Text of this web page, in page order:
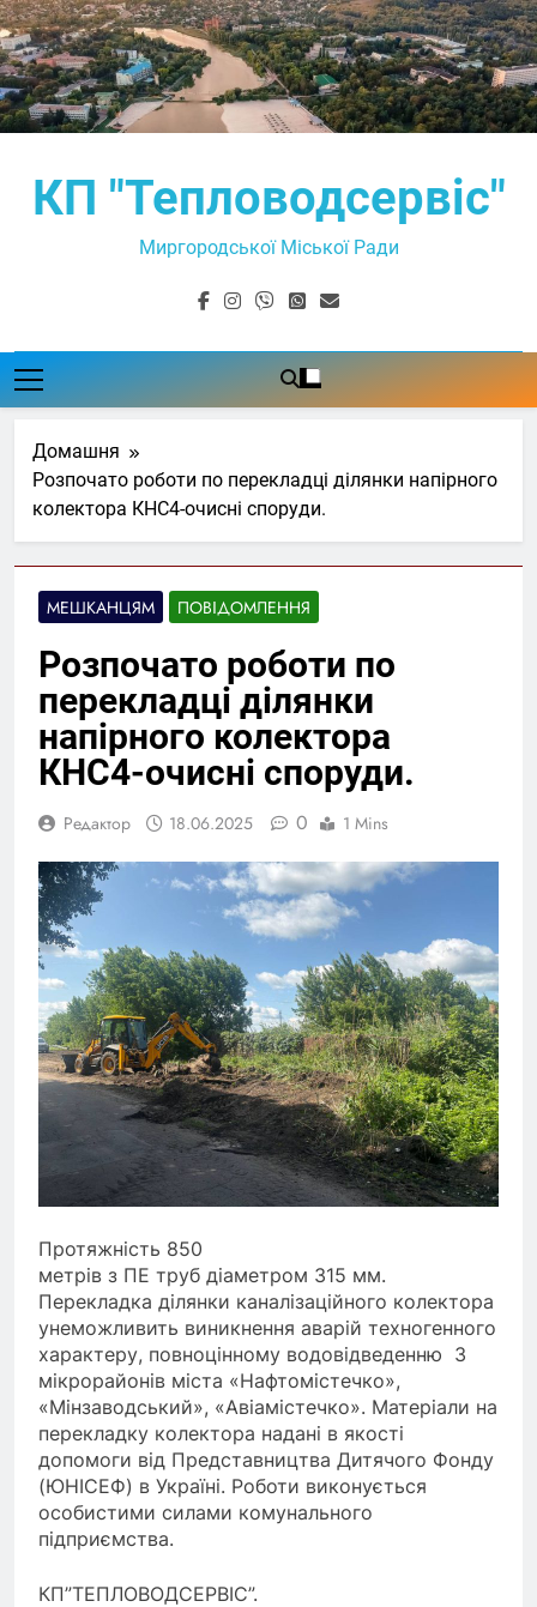
Перейти
до
вмісту
КП "Тепловодсервіс"
Миргородської Міської Ради
Домашня
Розпочато роботи по перекладці ділянки напірного
колектора КНС4-очисні споруди.
МЕШКАНЦЯМ ПОВІДОМЛЕННЯ
Розпочато роботи по
перекладці ділянки
напірного колектора
КНС4-очисні споруди.
Редактор 18.06.2025 0 1 Mins
Протяжність 850
метрів з ПЕ труб діаметром 315 мм.
Перекладка ділянки каналізаційного колектора
унеможливить виникнення аварій техногенного
характеру, повноцінному водовідведенню 3
мікрорайонів міста «Нафтомістечко»,
«Мінзаводський», «Авіамістечко». Матеріали на
перекладку колектора надані в якості
допомоги від Представництва Дитячого Фонду
(ЮНІСЕФ) в Україні. Роботи виконується
особистими силами комунального
підприємства.
КП”ТЕПЛОВОДСЕРВІС”.